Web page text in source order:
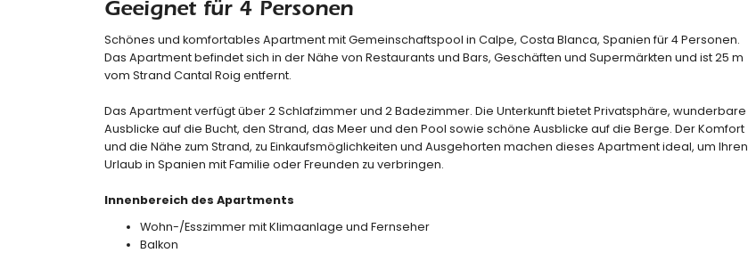
Geeignet für 4 Personen
Schönes und komfortables Apartment mit Gemeinschaftspool in Calpe, Costa Blanca, Spanien für 4 Personen.
Das Apartment befindet sich in der Nähe von Restaurants und Bars, Geschäften und Supermärkten und ist 25 m
vom Strand Cantal Roig entfernt.
Das Apartment verfügt über 2 Schlafzimmer und 2 Badezimmer. Die Unterkunft bietet Privatsphäre, wunderbare
Ausblicke auf die Bucht, den Strand, das Meer und den Pool sowie schöne Ausblicke auf die Berge. Der Komfort
und die Nähe zum Strand, zu Einkaufsmöglichkeiten und Ausgehorten machen dieses Apartment ideal, um Ihren
Urlaub in Spanien mit Familie oder Freunden zu verbringen.
Innenbereich des Apartments
Wohn-/Esszimmer mit Klimaanlage und Fernseher
Balkon